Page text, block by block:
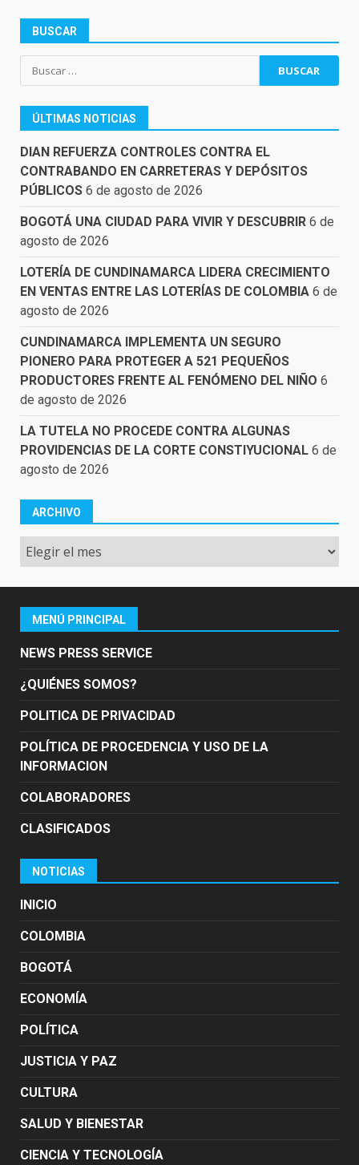
BUSCAR
Buscar:
ÚLTIMAS NOTICIAS
DIAN REFUERZA CONTROLES CONTRA EL
CONTRABANDO EN CARRETERAS Y DEPÓSITOS
PÚBLICOS 6 de agosto de 2026
BOGOTÁ UNA CIUDAD PARA VIVIR Y DESCUBRIR 6 de
agosto de 2026
LOTERÍA DE CUNDINAMARCA LIDERA CRECIMIENTO
EN VENTAS ENTRE LAS LOTERÍAS DE COLOMBIA 6 de
agosto de 2026
CUNDINAMARCA IMPLEMENTA UN SEGURO
PIONERO PARA PROTEGER A 521 PEQUEÑOS
PRODUCTORES FRENTE AL FENÓMENO DEL NIÑO 6
de agosto de 2026
LA TUTELA NO PROCEDE CONTRA ALGUNAS
PROVIDENCIAS DE LA CORTE CONSTIYUCIONAL 6 de
agosto de 2026
ARCHIVO
Archivo
MENÚ PRINCIPAL
NEWS PRESS SERVICE
¿QUIÉNES SOMOS?
POLITICA DE PRIVACIDAD
POLÍTICA DE PROCEDENCIA Y USO DE LA
INFORMACION
COLABORADORES
CLASIFICADOS
NOTICIAS
INICIO
COLOMBIA
BOGOTÁ
ECONOMÍA
POLÍTICA
JUSTICIA Y PAZ
CULTURA
SALUD Y BIENESTAR
CIENCIA Y TECNOLOGÍA